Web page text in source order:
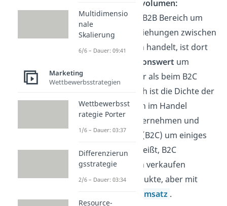
ransaktionsvolumen:
Da es sich im B2B Bereich um
Geschäftsbeziehungen zwischen
Unternehmen handelt, ist dort
Transaktionswert um
einiges größer als beim B2C
Handel. Jedoch ist die Dichte der
Transaktionen im Handel
zwischen Unternehmen und
Privatperson (B2C) um einiges
größer. Das heißt, B2C
Unternehmen verkaufen
häufiger Produkte, aber mit
Umsatz .
Multidimensio
nale
Skalierung
6/6 – Dauer: 09:41
Marketing
Wettbewerbsstrategien
Wettbewerbsst
rategie Porter
1/6 – Dauer: 03:37
Differenzierun
gsstrategie
2/6 – Dauer: 03:34
Resource-